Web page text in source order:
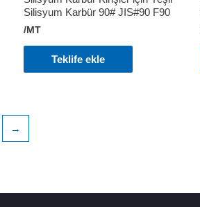
Silisyum Karbür 90# JIS#90 F90
/MT
Teklife ekle
→